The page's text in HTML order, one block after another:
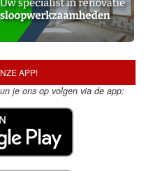
APP!
je ons op volgen via de app: